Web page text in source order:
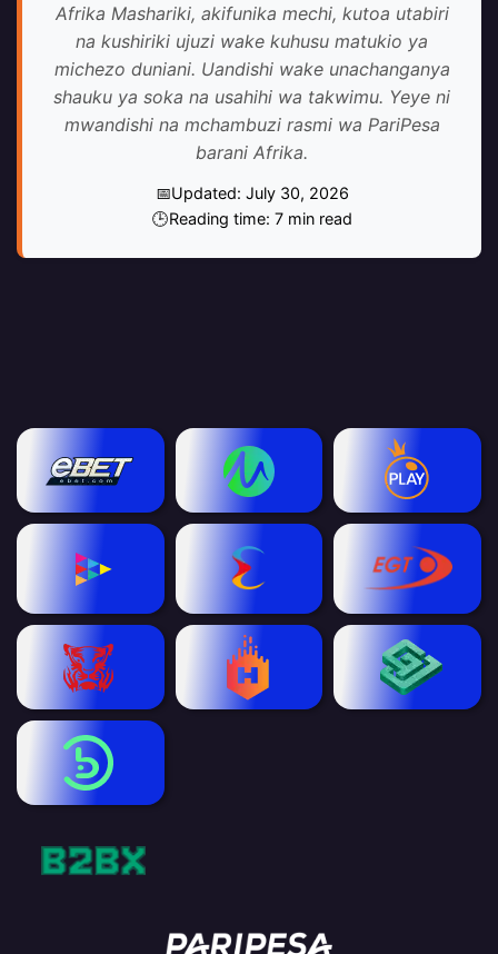
Afrika Mashariki, akifunika mechi, kutoa utabiri
na kushiriki ujuzi wake kuhusu matukio ya
michezo duniani. Uandishi wake unachanganya
shauku ya soka na usahihi wa takwimu. Yeye ni
mwandishi na mchambuzi rasmi wa PariPesa
barani Afrika.
Updated: July 30, 2026
Reading time: 7 min read